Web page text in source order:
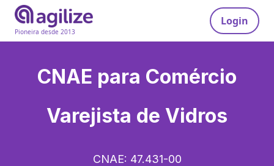
Pioneira desde 2013
Login
CNAE para Comércio
Varejista de Vidros
CNAE: 47.431-00